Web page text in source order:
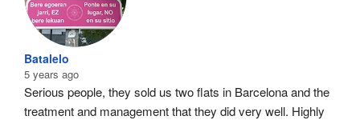
Batalelo
5 years ago
Serious people, they sold us two flats in Barcelona and the
treatment and management that they did very well. Highly